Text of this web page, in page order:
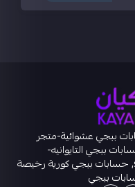
ببجي عشوائية-متجر
ببجي التايوانيه-
حسابات ببجي سله حسابات ببجي salla, حسابات ببجي كورية رخيصة
ببجي